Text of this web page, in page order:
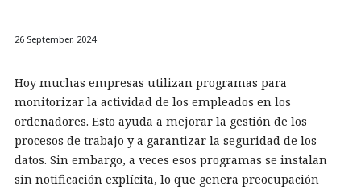
26 September, 2024
Hoy muchas empresas utilizan programas para
monitorizar la actividad de los empleados en los
ordenadores. Esto ayuda a mejorar la gestión de los
procesos de trabajo y a garantizar la seguridad de los
datos. Sin embargo, a veces esos programas se instalan
sin notificación explícita, lo que genera preocupación